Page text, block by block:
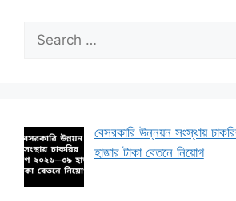
for:
বেসরকারি উন্নয়ন সংস্থায়
হাজার টাকা বেতনে নিয়োগ